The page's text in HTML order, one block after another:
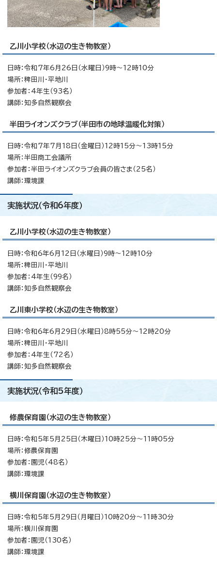
乙川小学校（水辺の生き物教室）
日時：令和7年6月26日（水曜日）9時～12時10分
場所：稗田川・平地川
参加者：4年生（93名）
講師：知多自然観察会
半田ライオンズクラブ（半田市の地球温暖化対策）
日時：令和7年7月18日（金曜日）12時15分～13時15分
場所：半田商工会議所
参加者：半田ライオンズクラブ会員の皆さま（25名）
講師：環境課
実施状況（令和6年度）
乙川小学校（水辺の生き物教室）
日時：令和6年6月12日（水曜日）9時～12時10分
場所：稗田川・平地川
参加者：4年生（99名）
講師：知多自然観察会
乙川東小学校（水辺の生き物教室）
日時：令和6年6月29日（水曜日）8時55分～12時20分
場所：稗田川・平地川
参加者：4年生（72名）
講師：知多自然観察会
実施状況（令和5年度）
修農保育園（水辺の生き物教室）
日時：令和5年5月25日（木曜日）10時25分～11時05分
場所：修農保育園
参加者：園児（48名）
講師：環境課
横川保育園（水辺の生き物教室）
日時：令和5年5月29日（月曜日）10時20分～11時30分
場所：横川保育園
参加者：園児（130名）
講師：環境課